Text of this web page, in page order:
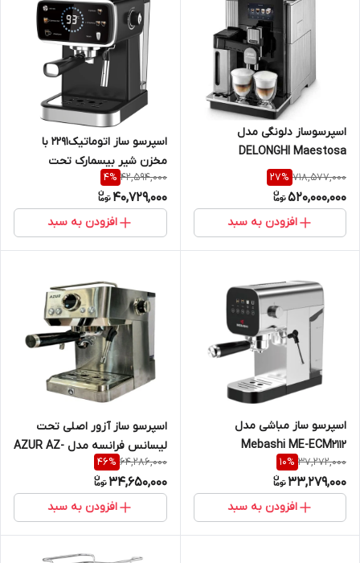
اسپرسوساز دلونگی مدل
DELONGHI Maestosa
EPAM960.75.GLM
718,577,000
27%
520,000,000
افزودن به سبد
اسپرسو ساز اتوماتیک2291 با
مخزن شیر بیسمارک تحت
bismark
42,594,000
4%
40,729,000
افزودن به سبد
اسپرسو ساز مباشی مدل
Mebashi ME-ECM2112
37,272,000
10%
33,279,000
افزودن به سبد
اسپرسو ساز آزور اصلی تحت
لیسانس فرانسه مدل AZUR AZ-
658EM
64,286,000
46%
34,650,000
افزودن به سبد